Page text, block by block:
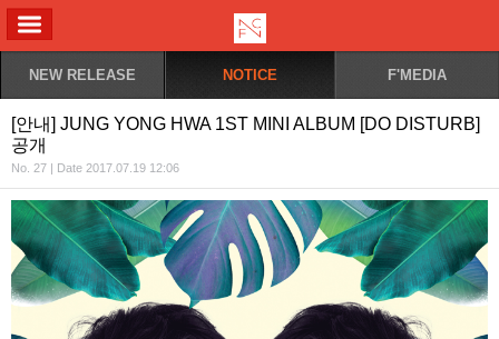
NEW RELEASE NOTICE F'MEDIA
[안내] JUNG YONG HWA 1ST MINI ALBUM [DO DISTURB]
공개
No. 27 | Date 2017.07.19 12:06